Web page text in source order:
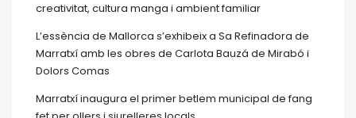
creativitat, cultura manga i ambient familiar
L’essència de Mallorca s’exhibeix a Sa Refinadora de
Marratxí amb les obres de Carlota Bauzá de Mirabó i
Dolors Comas
Marratxí inaugura el primer betlem municipal de fang